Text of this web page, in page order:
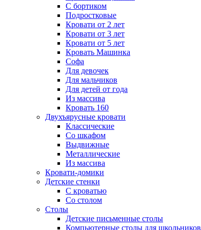
С бортиком
Подростковые
Кровати от 2 лет
Кровати от 3 лет
Кровати от 5 лет
Кровать Машинка
Софа
Для девочек
Для мальчиков
Для детей от года
Из массива
Кровать 160
Двухъярусные кровати
Классические
Со шкафом
Выдвижные
Металлические
Из массива
Кровати-домики
Детские стенки
С кроватью
Со столом
Столы
Детские письменные столы
Компьютерные столы для школьников